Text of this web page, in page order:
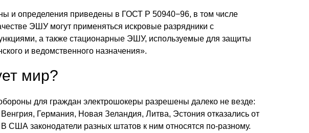
и определения приведены в ГОСТ Р 50940−96, в том числе
ЭШУ могут применяться искровые разрядники с
а также стационарные ЭШУ, используемые для защиты
и ведомственного назначения».
мир?
для граждан электрошокеры разрешены далеко не везде:
Германия, Новая Зеландия, Литва, Эстония отказались от
США законодатели разных штатов к ним относятся по-разному.